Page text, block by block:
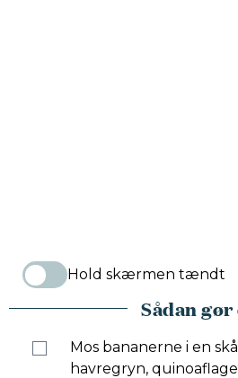
Hold skærmen tændt
Sådan
Mos bananerne i en
havregryn,